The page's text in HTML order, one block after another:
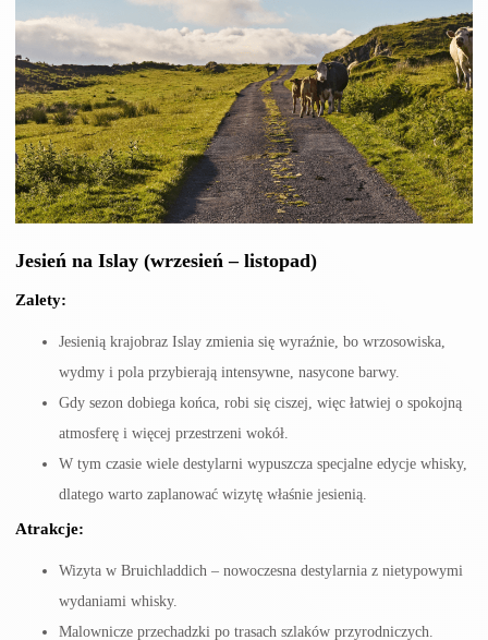
Jesień na Islay (wrzesień – listopad)
Zalety:
Jesienią krajobraz Islay zmienia się wyraźnie, bo wrzosowiska,
wydmy i pola przybierają intensywne, nasycone barwy.
Gdy sezon dobiega końca, robi się ciszej, więc łatwiej o spokojną
atmosferę i więcej przestrzeni wokół.
W tym czasie wiele destylarni wypuszcza specjalne edycje whisky,
dlatego warto zaplanować wizytę właśnie jesienią.
Atrakcje:
Wizyta w Bruichladdich – nowoczesna destylarnia z nietypowymi
wydaniami whisky.
Malownicze przechadzki po trasach szlaków przyrodniczych.